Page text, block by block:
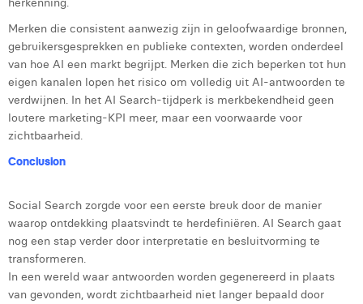
Merken die consistent aanwezig zijn in geloofwaardige bronnen,
gebruikersgesprekken en publieke contexten, worden onderdeel
van hoe AI een markt begrijpt. Merken die zich beperken tot hun
eigen kanalen lopen het risico om volledig uit AI-antwoorden te
verdwijnen. In het AI Search-tijdperk is merkbekendheid geen
loutere marketing-KPI meer, maar een voorwaarde voor
zichtbaarheid.
Conclusion
Social Search zorgde voor een eerste breuk door de manier
waarop ontdekking plaatsvindt te herdefiniëren. AI Search gaat
nog een stap verder door interpretatie en besluitvorming te
transformeren.
In een wereld waar antwoorden worden gegenereerd in plaats
van gevonden, wordt zichtbaarheid niet langer bepaald door